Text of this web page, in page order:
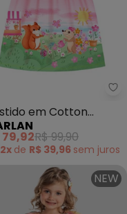
- Vestido Infantil
em Cotton
(Rosa)
79,92R$ 99,90
2x de R$ 39,96 sem juros
NEW